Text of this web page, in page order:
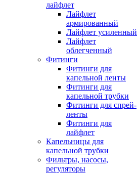
лайфлет
Лайфлет
армированный
Лайфлет усиленный
Лайфлет
облегченный
Фитинги
Фитинги для
капельной ленты
Фитинги для
капельной трубки
Фитинги для спрей-
ленты
Фитинги для
лайфлет
Капельницы для
капельной трубки
Фильтры, насосы,
регуляторы